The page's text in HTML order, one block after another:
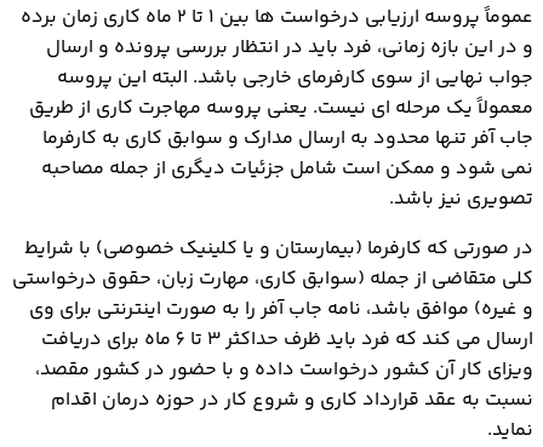
عموماً پروسه ارزیابی درخواست ها بین 1 تا 2 ماه کاری زمان برده
و در این بازه زمانی، فرد باید در انتظار بررسی پرونده و ارسال
جواب نهایی از سوی کارفرمای خارجی باشد. البته این پروسه
معمولاً یک مرحله ای نیست. یعنی پروسه مهاجرت کاری از طریق
جاب آفر تنها محدود به ارسال مدارک و سوابق کاری به کارفرما
نمی شود و ممکن است شامل جزئیات دیگری از جمله مصاحبه
تصویری نیز باشد.
در صورتی که کارفرما (بیمارستان و یا کلینیک خصوصی) با شرایط
کلی متقاضی از جمله (سوابق کاری، مهارت زبان، حقوق درخواستی
و غیره) موافق باشد، نامه جاب آفر را به صورت اینترنتی برای وی
ارسال می کند که فرد باید ظرف حداکثر 3 تا 6 ماه برای دریافت
ویزای کار آن کشور درخواست داده و با حضور در کشور مقصد،
نسبت به عقد قرارداد کاری و شروع کار در حوزه درمان اقدام
نماید.